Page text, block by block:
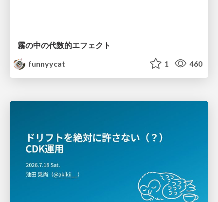
霧の中の代数的エフェクト
funnyycat
1 460